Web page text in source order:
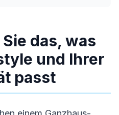
das, was
und Ihrer
passt